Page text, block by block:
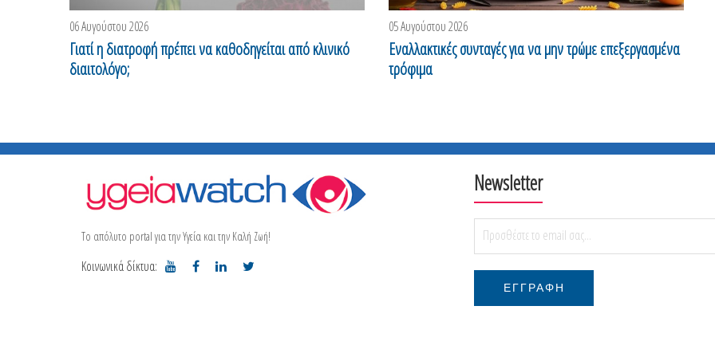
06 Αυγούστου 2026
Γιατί η διατροφή πρέπει να καθοδηγείται από κλινικό
διαιτολόγο;
05 Αυγούστου 2026
Εναλλακτικές συνταγές για να μην τρώμε επεξεργασμένα
τρόφιμα
Το απόλυτο portal για την Υγεία και την Καλή Ζωή!
Κοινωνικά δίκτυα:
Newsletter